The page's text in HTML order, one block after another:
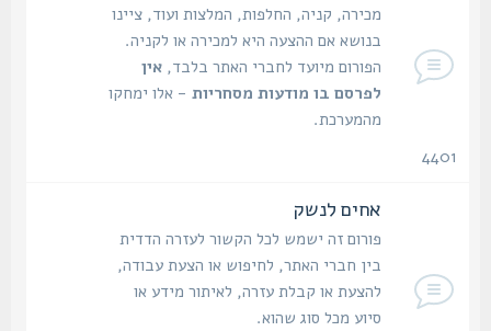
מכירה, קניה, החלפות, המלצות ועוד, ציינו
בנושא אם ההצעה היא למכירה או לקניה.
הפורום מיועד לחברי האתר בלבד,אין
לפרסם בו מודעות מסחריות- אלו ימחקו
מהמערכת.
אחים לנשק
פורום זה ישמש לכל הקשור לעזרה הדדית
בין חברי האתר, לחיפוש או הצעת עבודה,
להצעת או קבלת עזרה, לאיתור מידע או
סיוע מכל סוג שהוא.